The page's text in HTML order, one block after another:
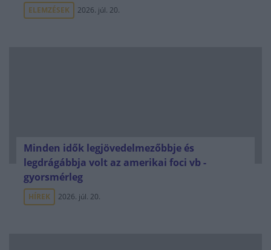
ELEMZÉSEK 2026. júl. 20.
Minden idők legjövedelmezőbbje és
legdrágábbja volt az amerikai foci vb -
gyorsmérleg
HÍREK 2026. júl. 20.